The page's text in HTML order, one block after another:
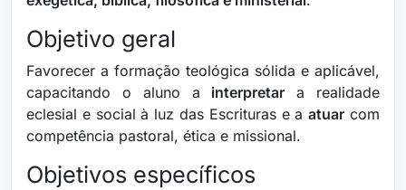
Objetivo geral
Favorecer a formação teológica sólida e aplicável,
capacitando o aluno a interpretar a realidade
eclesial e social à luz das Escrituras e aatuar com
competência pastoral, ética e missional.
Objetivos específicos